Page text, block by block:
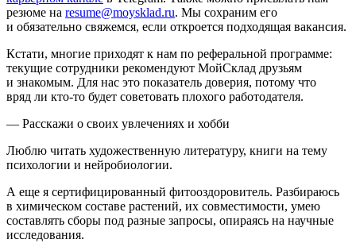
резюме на resume@moysklad.ru. Мы сохраним его
и обязательно свяжемся, если откроется подходящая вакансия.
Кстати, многие приходят к нам по реферальной программе:
текущие сотрудники рекомендуют МойСклад друзьям
и знакомым. Для нас это показатель доверия, потому что
вряд ли кто-то будет советовать плохого работодателя.
— Расскажи о своих увлечениях и хобби
Люблю читать художественную литературу, книги на тему
психологии и нейробиологии.
А еще я сертифицированный фитооздоровитель. Разбираюсь
в химическом составе растений, их совместимости, умею
составлять сборы под разные запросы, опираясь на научные
исследования.